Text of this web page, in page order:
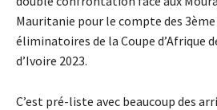
Mauritanie pour le compte des
éliminatoires de la Coupe d’Afrique
d’Ivoire 2023.
C’est pré-liste avec beaucoup des